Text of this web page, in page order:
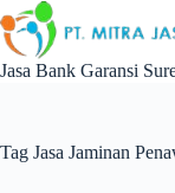
Skip
to
content
Jasa Bank Garansi
Tag Jasa Jaminan